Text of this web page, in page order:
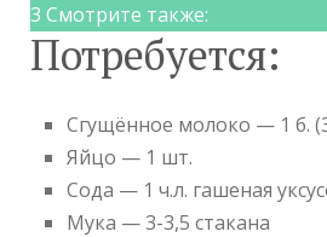
3 Смотрите также:
Потребуется:
Сгущённое молоко — 1 б.
Яйцо — 1 шт.
Сода — 1 ч.л. гашеная
Мука — 3-3,5 стакана